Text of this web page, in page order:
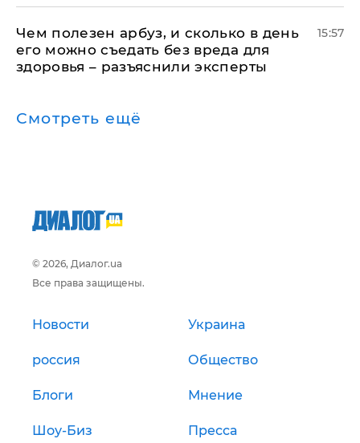
Чем полезен арбуз, и сколько в день
его можно съедать без вреда для
здоровья – разъяснили эксперты
15:57
Смотреть ещё
© 2026, Диалог.ua
Все права защищены.
Новости Украина
россия Общество
Блоги Мнение
Шоу-Биз Пресса